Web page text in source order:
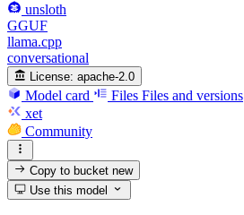
unsloth
GGUF
llama.cpp
conversational
License: apache-2.0
Model card Files Files and versions
xet
Community
Copy to bucketnew
Use this model